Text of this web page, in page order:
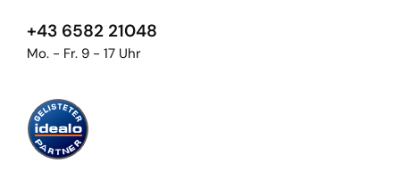
+43 6582 21048
Mo. - Fr. 9 - 17 Uhr